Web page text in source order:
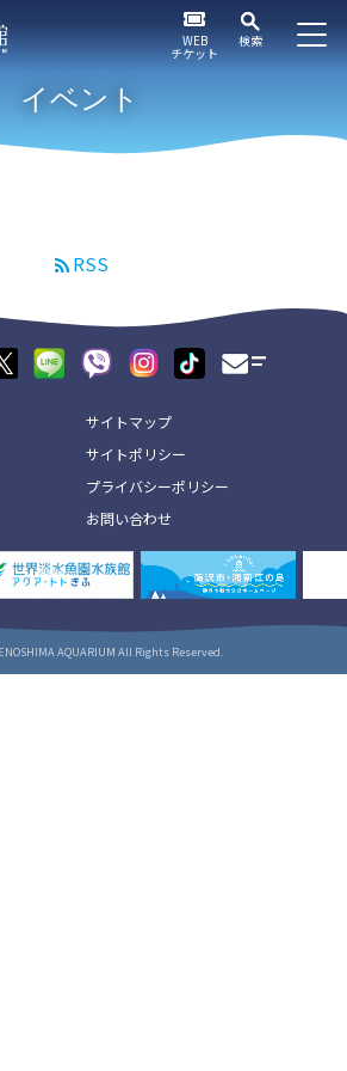
WEB
チケット
検索
イベント
RSS
サイトマップ
サイトポリシー
プライバシーポリシー
お問い合わせ
AQUARIUM All Rights Reserved.